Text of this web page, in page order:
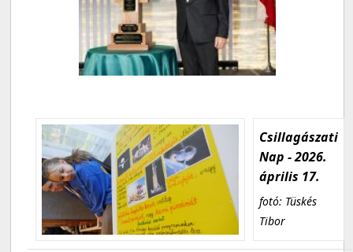
Csillagászati
Nap - 2026.
április 17.
fotó: Tüskés
Tibor